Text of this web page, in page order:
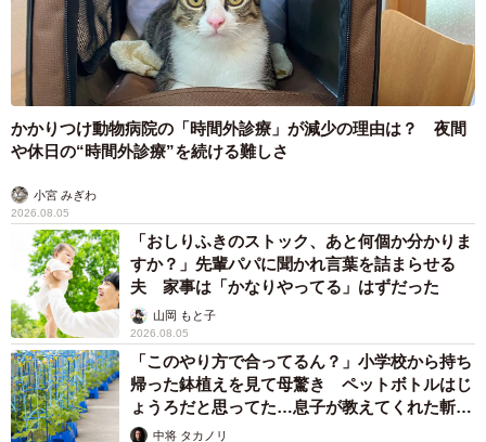
かかりつけ動物病院の「時間外診療」が減少の理由は？ 夜間
や休日の“時間外診療”を続ける難しさ
小宮 みぎわ
2026.08.05
「おしりふきのストック、あと何個か分かりま
すか？」先輩パパに聞かれ言葉を詰まらせる
夫 家事は「かなりやってる」はずだった
山岡 もと子
2026.08.05
「このやり方で合ってるん？」小学校から持ち
帰った鉢植えを見て母驚き ペットボトルはじ
ょうろだと思ってた…息子が教えてくれた斬新
な水やりとは
中将 タカノリ